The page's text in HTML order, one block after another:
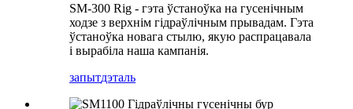
SM-300 Rig - гэта ўстаноўка на гусенічным
ходзе з верхнім гідраўлічным прывадам. Гэта
ўстаноўка новага стылю, якую распрацавала
і вырабіла наша кампанія.
запытдэталь